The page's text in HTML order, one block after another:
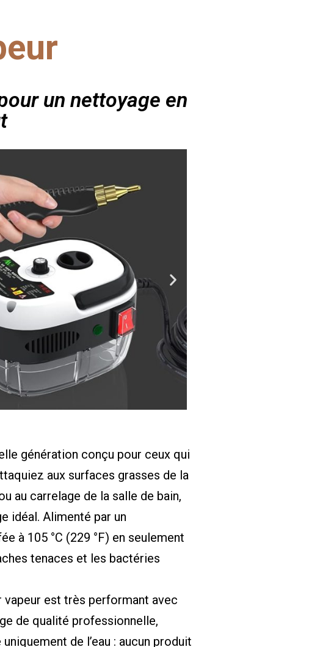
un nettoyage en
génération conçu pour ceux qui
aux surfaces grasses de la
au carrelage de la salle de bain,
idéal. Alimenté par un
à 105 °C (229 °F) en seulement
tenaces et les bactéries
est très performant avec
de qualité professionnelle,
de l’eau : aucun produit